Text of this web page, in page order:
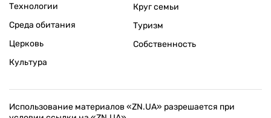
Технологии
Среда обитания
Церковь
Культура
Круг семьи
Туризм
Собственность
Использование материалов «ZN.UA» разрешается при